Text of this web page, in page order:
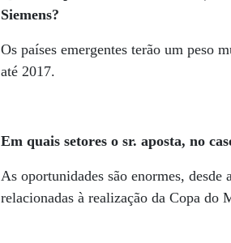
Siemens?
Os países emergentes terão um peso
até 2017.
Em quais setores o sr. aposta, no
As oportunidades são enormes,
relacionadas à realização da Copa do